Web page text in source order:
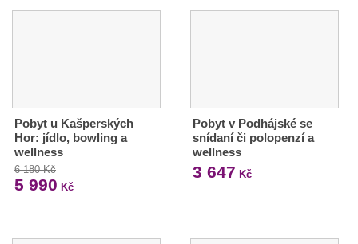
Pobyt u Kašperských
Hor: jídlo, bowling a
wellness
6 180 Kč
5 990 Kč
Pobyt v Podhájské se
snídaní či polopenzí a
wellness
3 647 Kč